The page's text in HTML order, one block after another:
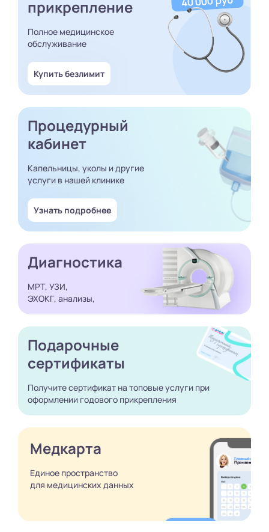
прикрепление
Полное медицинское
обслуживание
Купить безлимит
Процедурный
кабинет
Капельницы, уколы и другие
услуги в нашей клинике
Узнать подробнее
Диагностика
МРТ, УЗИ,
ЭХОКГ, анализы,
Подарочные
сертификаты
Получите сертификат на топовые услуги при
оформлении годового прикрепления
Медкарта
Единое пространство
для медицинских данных